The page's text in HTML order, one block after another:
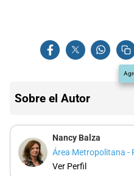
Sobre el Autor
Nancy Balza
Área Metropolitana -
Ver Perfil